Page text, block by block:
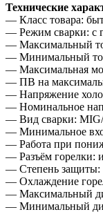
Технические
— Класс товара:
— Режим сварки: с
— Максимальный
— Минимальный
— Максимальная
— ПВ на
— Напряжение
— Номинальное
— Вид сварки:
— Минимальное
— Работа при
— Разъём горелки:
— Степень защиты:
— Охлаждение
— Максимальный
— Минимальный